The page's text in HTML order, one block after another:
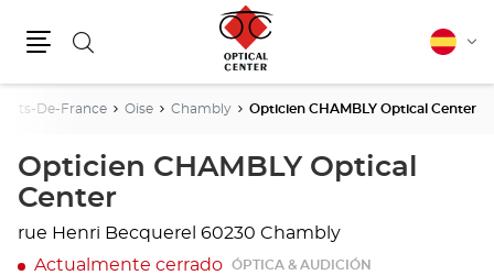
Buscar Español
De-France Oise Chambly Opticien CHAMBLY Optical Center
Opticien CHAMBLY Optical
Center
rue Henri Becquerel 60230 Chambly
Actualmente cerrado
ÓPTICA & AUDICIÓN